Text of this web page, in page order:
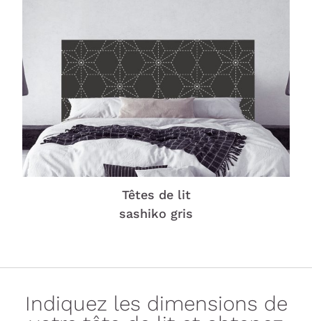
Têtes de lit
sashiko gris
Indiquez les dimensions de